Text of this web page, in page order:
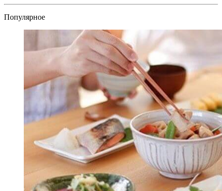
Популярное